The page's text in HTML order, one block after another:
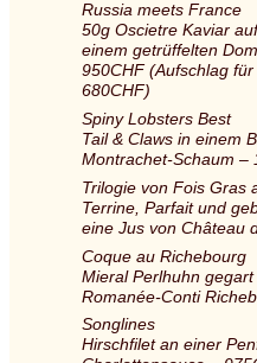
Russia meets France
50g Oscietre Kaviar
einem getrüffelten
950CHF (Aufschlag
680CHF)
Spiny Lobsters Best
Tail & Claws in einem
Montrachet-Schaum –
Trilogie von Fois Gras
Terrine, Parfait und
eine Jus von Château
Coque au Richebourg
Mieral Perlhuhn
Romanée-Conti
Songlines
Hirschfilet an einer